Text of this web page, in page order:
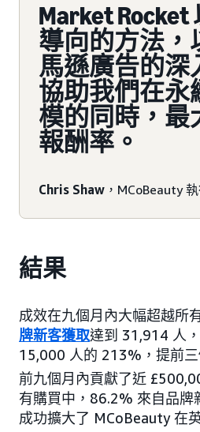
Market Rocket
導向的方法，
馬遜廣告的深
協助我們在永
模的同時，最
報酬率。
Chris Shaw ，MCoBeauty
結果
成效在九個月內大幅超越所
牌新客獲取達到 31,914 人
15,000 人的 213%，提前
前九個月內貢獻了近
有購買中，86.2% 來自品牌
成功擴大了 MCoBeauty 在